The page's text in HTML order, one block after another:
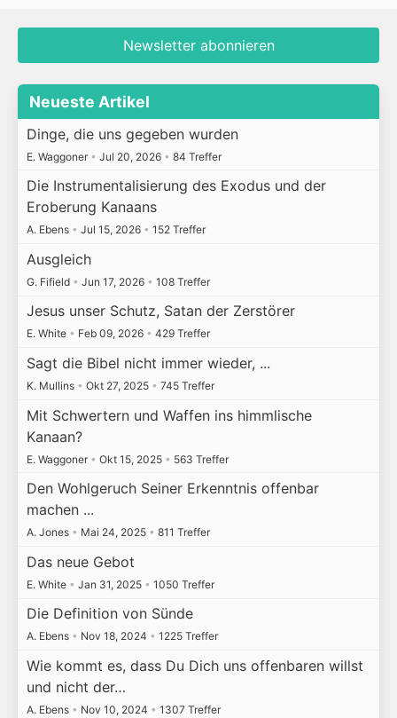
Newsletter abonnieren
Neueste Artikel
Dinge, die uns gegeben wurden
E. Waggoner • Jul 20, 2026 • 84 Treffer
Die Instrumentalisierung des Exodus und der
Eroberung Kanaans
A. Ebens • Jul 15, 2026 • 152 Treffer
Ausgleich
G. Fifield • Jun 17, 2026 • 108 Treffer
Jesus unser Schutz, Satan der Zerstörer
E. White • Feb 09, 2026 • 429 Treffer
Sagt die Bibel nicht immer wieder, ...
K. Mullins • Okt 27, 2025 • 745 Treffer
Mit Schwertern und Waffen ins himmlische
Kanaan?
E. Waggoner • Okt 15, 2025 • 563 Treffer
Den Wohlgeruch Seiner Erkenntnis offenbar
machen ...
A. Jones • Mai 24, 2025 • 811 Treffer
Das neue Gebot
E. White • Jan 31, 2025 • 1050 Treffer
Die Definition von Sünde
A. Ebens • Nov 18, 2024 • 1225 Treffer
Wie kommt es, dass Du Dich uns offenbaren willst
und nicht der…
A. Ebens • Nov 10, 2024 • 1307 Treffer